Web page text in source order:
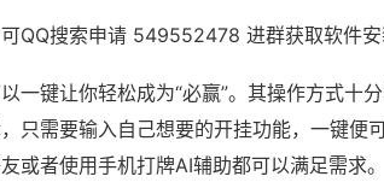
QQ搜索申请 549552478 进群获取软件
一键让你轻松成为“必赢”。其操作方式十
只需要输入自己想要的开挂功能，一键便
或者使用手机打牌AI辅助都可以满足需求。